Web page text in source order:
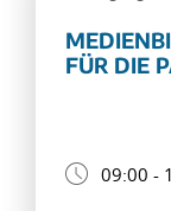
FÜR DIE
09:00 -